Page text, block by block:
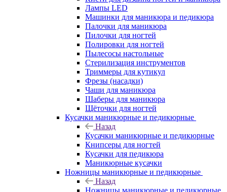
Лампы LED
Машинки для маникюра и педикюра
Палочки для маникюра
Пилочки для ногтей
Полировки для ногтей
Пылесосы настольные
Стерилизация инструментов
Триммеры для кутикул
Фрезы (насадки)
Чаши для маникюра
Шаберы для маникюра
Щёточки для ногтей
Кусачки маникюрные и педикюрные
Назад
Кусачки маникюрные и педикюрные
Книпсеры для ногтей
Кусачки для педикюра
Маникюрные кусачки
Ножницы маникюрные и педикюрные
Назад
Ножницы маникюрные и педикюрные